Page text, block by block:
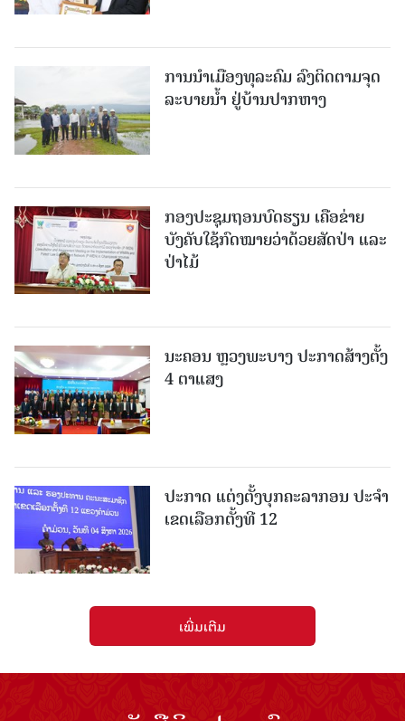
ການນໍາເມືອງທຸລະຄົມ ລົງຕິດຕາມຈຸດ
ລະບາຍນໍ້າ ຢູ່ບ້ານປາກຫາງ
ກອງປະຊຸມຖອນບົດຮຽນ ເຄືອຂ່າຍ
ບັງຄັບໃຊ້ກົດໝາຍວ່າດ້ວຍສັດປ່າ ແລະ
ປ່າໄມ້
ນະຄອນ ຫຼວງພະບາງ ປະ​ກາດ​ສ້າງ​ຕັ້ງ
4 ຕາແສງ
ປະກາດ ແຕ່ງຕັ້ງບຸກຄະລາກອນ ປະຈໍາ
ເຂດເລືອກຕັ້ງທີ 12
ເພີ່ມເຕີມ